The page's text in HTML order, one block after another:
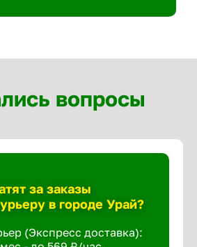
вопросы
за заказы
в городе Урай?
(Экспресс доставка):